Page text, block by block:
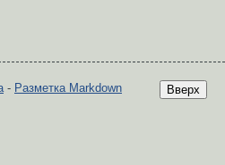
Вверх
- Разметка Markdown